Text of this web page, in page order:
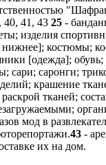
40, 41, 43 25 -
изделия
нижнее];
[одежда];
сари; саронги;
крашение
тканей;
мод в
43 -
их на дом.